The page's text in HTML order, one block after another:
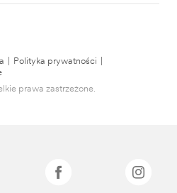
Polityka prywatności
prawa zastrzeżone.